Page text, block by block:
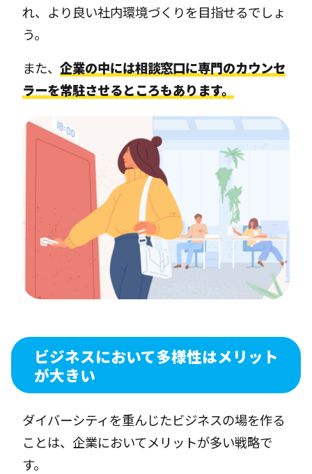
れ、より良い社内環境づくりを目指せるでしょ
う。
また、企業の中には相談窓口に専門のカウンセ
ラーを常駐させるところもあります。
ビジネスにおいて多様性はメリット
が大きい
ダイバーシティを重んじたビジネスの場を作る
ことは、企業においてメリットが多い戦略で
す。